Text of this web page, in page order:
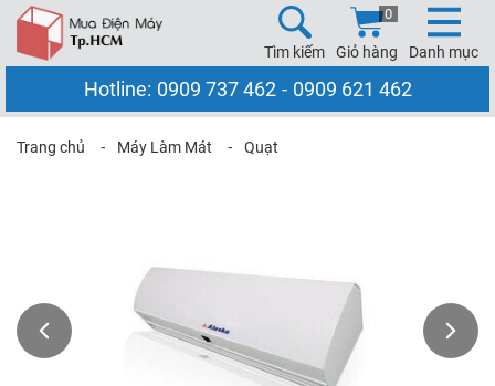
Tìm kiếm Giỏ hàng
0
Danh mục
Hotline: 0909 737 462 - 0909 621 462
Trang chủ ⁃ Máy Làm Mát ⁃ Quạt